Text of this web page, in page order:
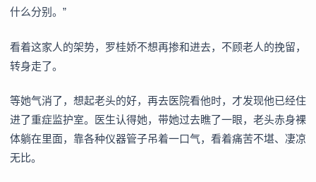
什么分别。”
看着这家人的架势，罗桂娇不想再掺和进去，不顾老人的挽留，
转身走了。
等她气消了，想起老头的好，再去医院看他时，才发现他已经住
进了重症监护室。医生认得她，带她过去瞧了一眼，老头赤身裸
体躺在里面，靠各种仪器管子吊着一口气，看着痛苦不堪、凄凉
无比。